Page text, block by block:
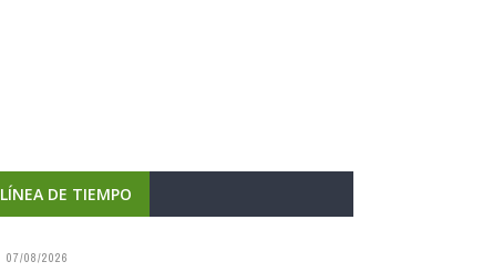
LÍNEA DE TIEMPO
07/08/2026